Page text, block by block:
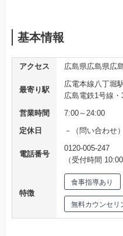
基本情報
アクセス 広島県広島県広
最寄り駅
広電本線八丁堀
広島電鉄1号線
営業時間
7:00～24:00
定休日
－（問い合わせ）
電話番号
0120-005-247
（受付時間
特徴
食事指導あり
無料カウンセリ